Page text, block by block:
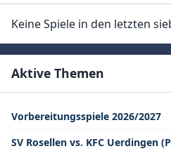
Keine Spiele in den letzten
Aktive Themen
Vorbereitungsspiele 2026/2027
SV Rosellen vs. KFC Uerdingen